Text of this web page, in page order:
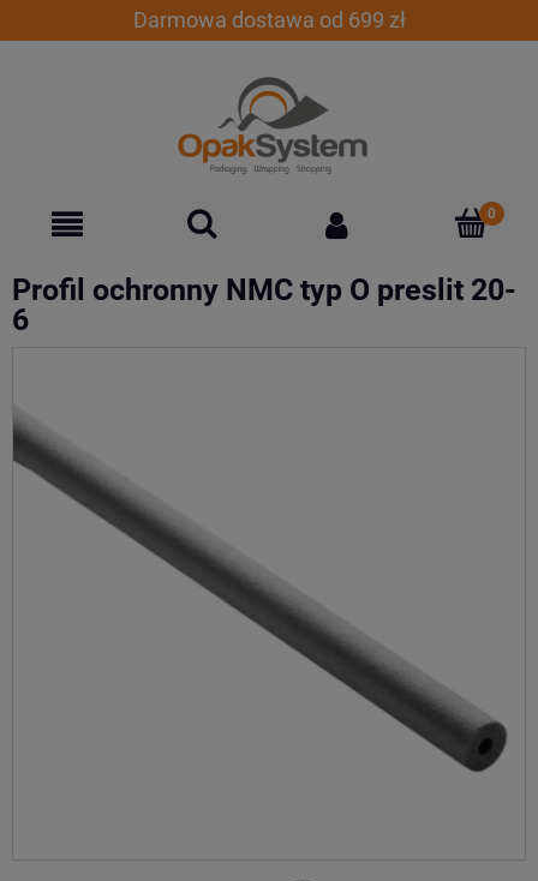
Darmowa dostawa od 699 zł
Profil ochronny NMC typ O preslit 20-
6